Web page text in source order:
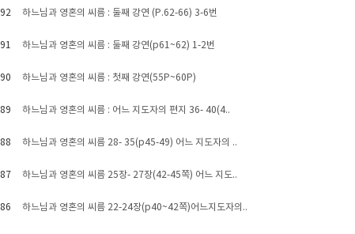
하느님과 영혼의 씨름 : 둘째 강연 (P.62-66) 3-6번
하느님과 영혼의 씨름 : 둘째 강연(p61~62) 1-2번
하느님과 영혼의 씨름 : 첫째 강연(55P~60P)
하느님과 영혼의 씨름 : 어느 지도자의 편지 36- 40(4..
하느님과 영혼의 씨름 28- 35(p45-49) 어느 지도자의 ..
하느님과 영혼의 씨름 25장- 27장(42-45쪽) 어느 지도..
하느님과 영혼의 씨름 22-24장(p40~42쪽)어느지도자의..